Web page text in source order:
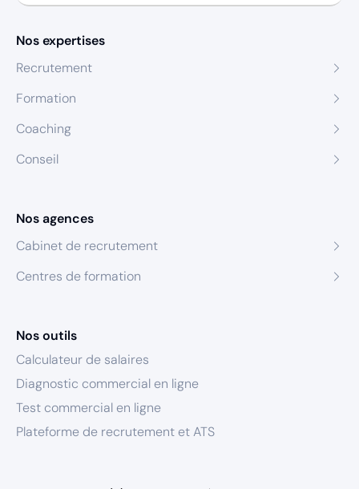
Nos expertises
Recrutement
Formation
Coaching
Conseil
Nos agences
Cabinet de recrutement
Centres de formation
Nos outils
Calculateur de salaires
Diagnostic commercial en ligne
Test commercial en ligne
Plateforme de recrutement et ATS